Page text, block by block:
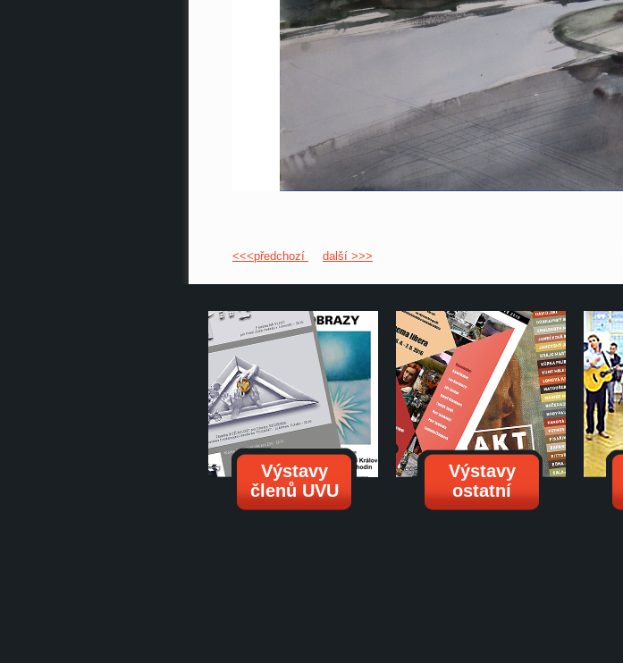
<<<předchozí další >>>
Výstavy
členů UVU
Výstavy
ostatní